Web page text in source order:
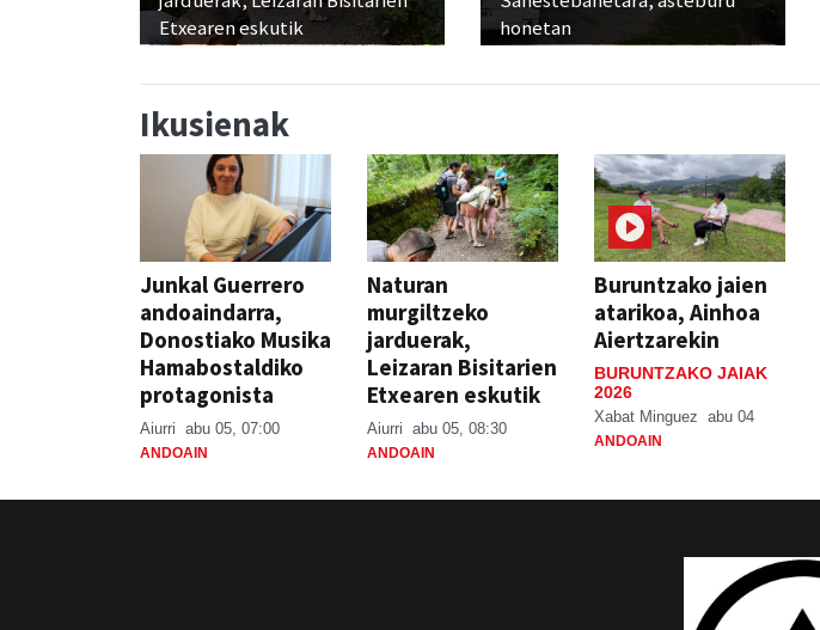
Etxearen eskutik
honetan
Ikusienak
Junkal Guerrero
andoaindarra,
Donostiako Musika
Hamabostaldiko
protagonista
Aiurri abu 05, 07:00
ANDOAIN
Naturan
murgiltzeko
jarduerak,
Leizaran Bisitarien
Etxearen eskutik
Aiurri abu 05, 08:30
ANDOAIN
Buruntzako jaien
atarikoa, Ainhoa
Aiertzarekin
BURUNTZAKO JAIAK
2026
Xabat Minguez abu 04
ANDOAIN